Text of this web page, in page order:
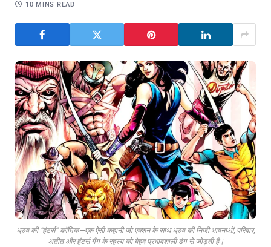
10 MINS READ
ध्रुव की “हंटर्स” कॉमिक—एक ऐसी कहानी जो एक्शन के साथ ध्रुव की निजी भावनाओं, परिवार,
अतीत और हंटर्स गैंग के रहस्य को बेहद प्रभावशाली ढंग से जोड़ती है।